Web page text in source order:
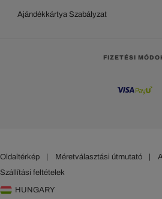
Ajándékkártya Szabályzat
FIZETÉSI
Oldaltérkép Méretválasztási útmutató
Szállítási feltételek
HUNGARY